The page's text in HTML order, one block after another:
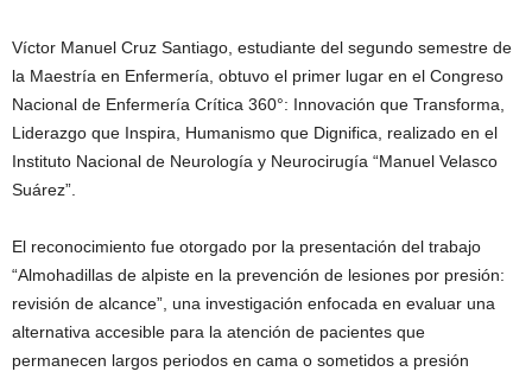
Víctor Manuel Cruz Santiago, estudiante del segundo semestre de
la Maestría en Enfermería, obtuvo el primer lugar en el Congreso
Nacional de Enfermería Crítica 360°: Innovación que Transforma,
Liderazgo que Inspira, Humanismo que Dignifica, realizado en el
Instituto Nacional de Neurología y Neurocirugía “Manuel Velasco
Suárez”.
El reconocimiento fue otorgado por la presentación del trabajo
“Almohadillas de alpiste en la prevención de lesiones por presión:
revisión de alcance”, una investigación enfocada en evaluar una
alternativa accesible para la atención de pacientes que
permanecen largos periodos en cama o sometidos a presión